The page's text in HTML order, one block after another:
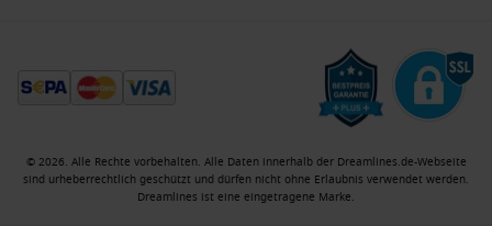
© 2026. Alle Rechte vorbehalten. Alle Daten innerhalb der Dreamlines.de-Webseite
sind urheberrechtlich geschützt und dürfen nicht ohne Erlaubnis verwendet werden.
Dreamlines ist eine eingetragene Marke.